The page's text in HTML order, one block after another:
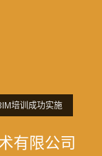
培训成功实施
有限公司